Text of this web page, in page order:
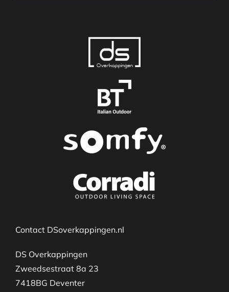
Contact DSoverkappingen.nl
DS Overkappingen
Zweedsestraat 8a 23
7418BG Deventer